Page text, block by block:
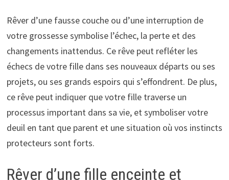
Rêver d’une fausse couche ou d’une interruption de
votre grossesse symbolise l’échec, la perte et des
changements inattendus. Ce rêve peut refléter les
échecs de votre fille dans ses nouveaux départs ou ses
projets, ou ses grands espoirs qui s’effondrent. De plus,
ce rêve peut indiquer que votre fille traverse un
processus important dans sa vie, et symboliser votre
deuil en tant que parent et une situation où vos instincts
protecteurs sont forts.
Rêver d’une fille enceinte et